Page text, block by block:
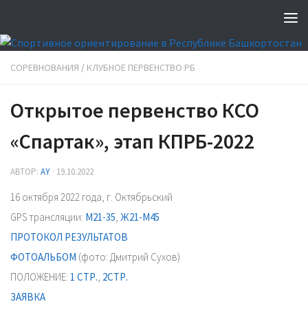
СОРЕВНОВАНИЯ / КЛУБНОЕ ПЕРВЕНСТВО РБ
Открытое первенство КСО
«Спартак», этап КПРБ-2022
АВТОР: AY · 19.10.2022
16 октября 2022 года, г. Октябрьский
GPS трансляции: М21-35, Ж21-М45
ПРОТОКОЛ РЕЗУЛЬТАТОВ
ФОТОАЛЬБОМ (фото: Дмитрий Сухов)
ПОЛОЖЕНИЕ: 1 СТР., 2СТР.
ЗАЯВКА